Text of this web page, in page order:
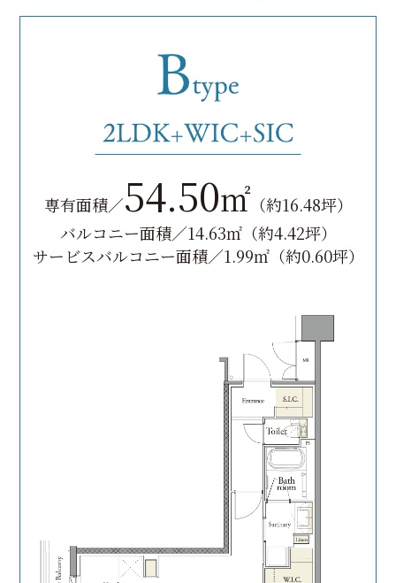
専有面積／54.50㎡ （約16.48坪）
バルコニー面積／14.63㎡（約4.42坪）
サービスバルコニー面積／1.99㎡（約0.60坪）